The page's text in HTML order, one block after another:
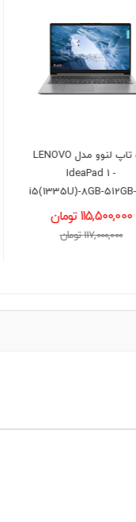
کول پد کولرمستر مدل Cooler
Master X-Slim II
3,500,000 تومان
3,700,000 تومان